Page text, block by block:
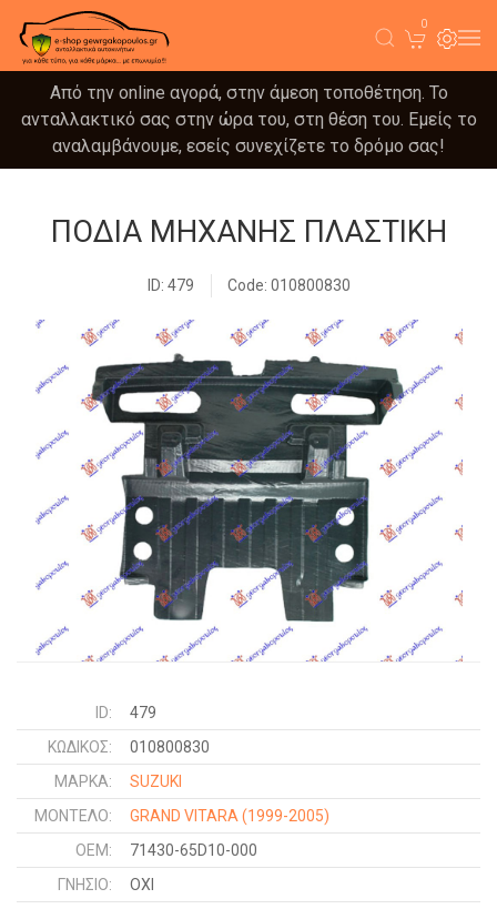
0
Από την online αγορά, στην άμεση τοποθέτηση. Το
ανταλλακτικό σας στην ώρα του, στη θέση του. Εμείς το
αναλαμβάνουμε, εσείς συνεχίζετε το δρόμο σας!
ΠΟΔΙΑ ΜΗΧΑΝΗΣ ΠΛΑΣΤΙΚΗ
ID: 479 Code: 010800830
ID:
479
ΚΩΔΙΚΌΣ:
010800830
ΜΑΡΚΑ:
SUZUKI
ΜΟΝΤΕΛΟ:
GRAND VITARA (1999-2005)
OEM:
71430-65D10-000
ΓΝΉΣΙΟ:
ΟΧΙ